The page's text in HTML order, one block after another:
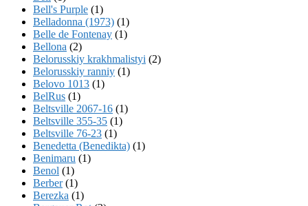
Bell's Purple (1)
Belladonna (1973) (1)
Belle de Fontenay (1)
Bellona (2)
Belorusskiy krakhmalistyi (2)
Belorusskiy ranniy (1)
Belovo 1013 (1)
BelRus (1)
Beltsville 2067-16 (1)
Beltsville 355-35 (1)
Beltsville 76-23 (1)
Benedetta (Benedikta) (1)
Benimaru (1)
Benol (1)
Berber(1)
Berezka (1)